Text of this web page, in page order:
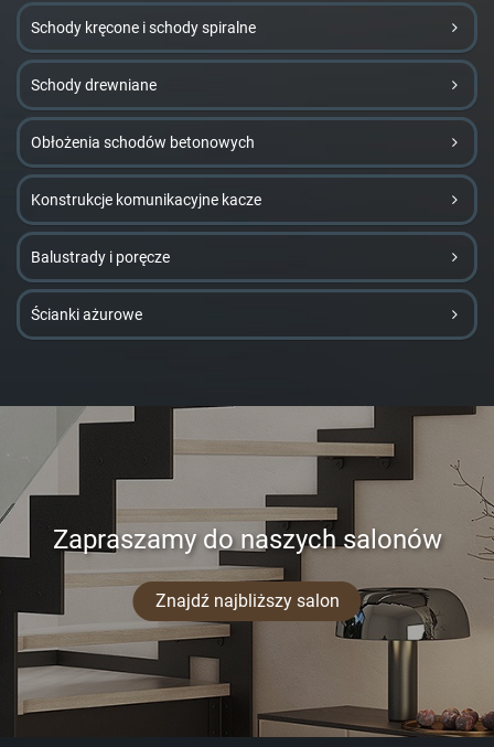
Schody kręcone i schody spiralne
Schody drewniane
Obłożenia schodów betonowych
Konstrukcje komunikacyjne kacze
Balustrady i poręcze
Ścianki ażurowe
Zapraszamy do naszych salonów
Znajdź najbliższy salon